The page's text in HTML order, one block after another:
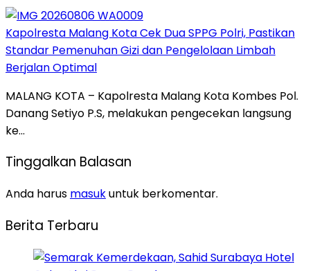
Kapolresta Malang Kota Cek Dua SPPG Polri, Pastikan
Standar Pemenuhan Gizi dan Pengelolaan Limbah
Berjalan Optimal
MALANG KOTA – Kapolresta Malang Kota Kombes Pol.
Danang Setiyo P.S, melakukan pengecekan langsung
ke…
Tinggalkan Balasan
Anda harus masukuntuk berkomentar.
Berita Terbaru